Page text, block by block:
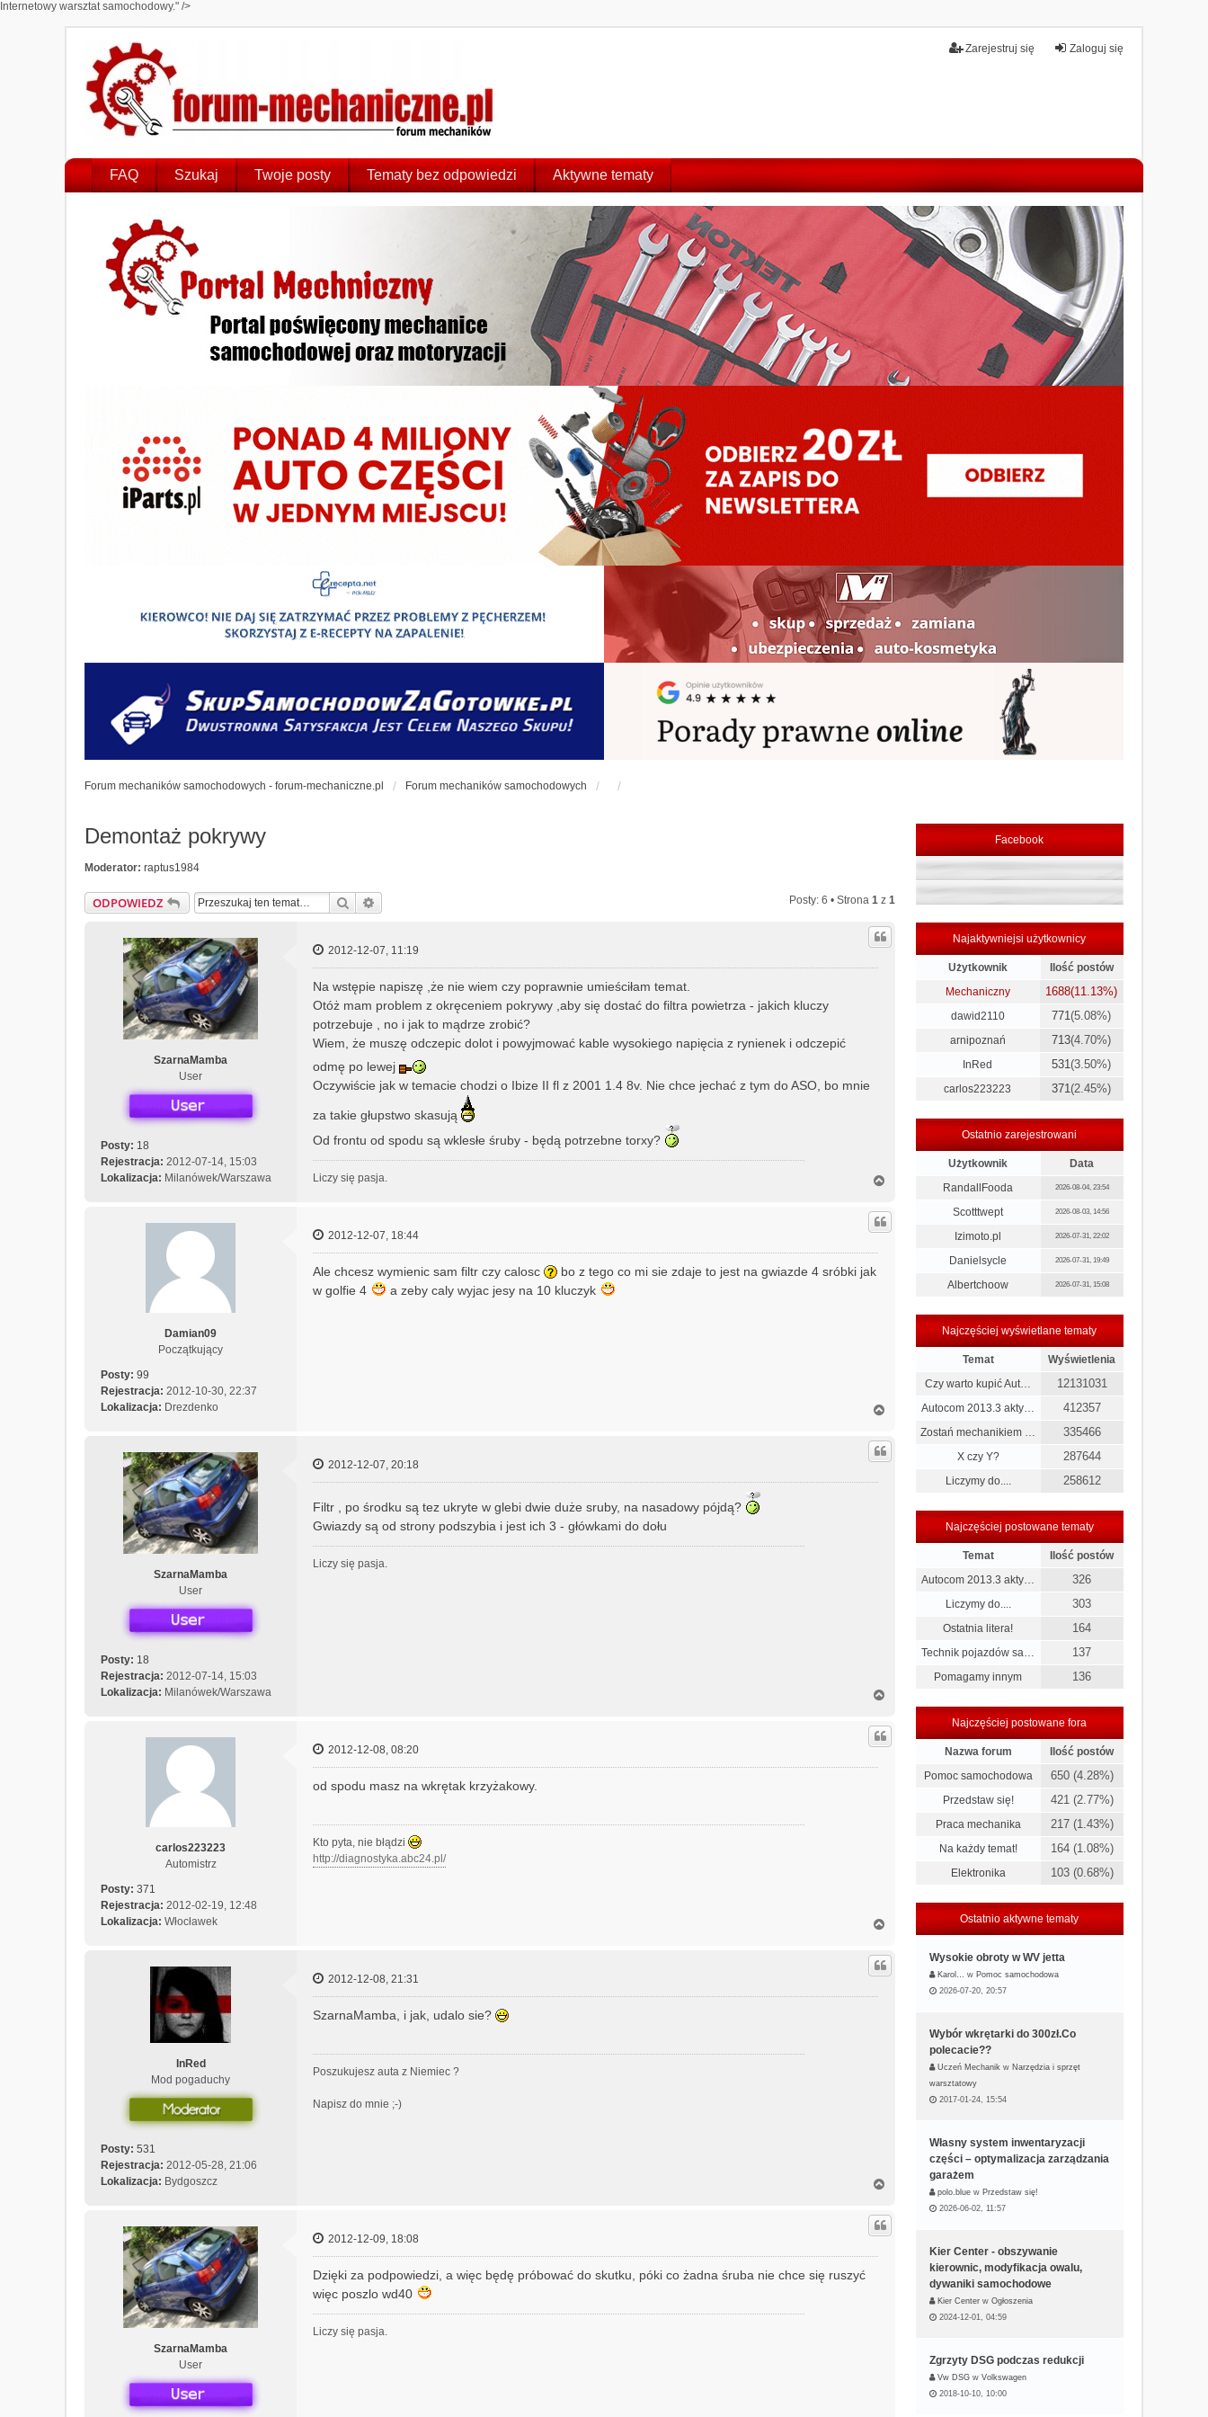
Internetowy warsztat samochodowy." />
Zaloguj się
Zarejestruj się
FAQ Szukaj Twoje posty Tematy bez odpowiedzi Aktywne tematy
Forum mechaników samochodowych - forum-mechaniczne.pl Forum mechaników samochodowych
Demontaż pokrywy
Moderator: raptus1984
ODPOWIEDZ Szukaj Posty: 6 • Strona 1z 1
SzarnaMamba
User
Posty: 18
Rejestracja: 2012-07-14, 15:03
Lokalizacja: Milanówek/Warszawa
2012-12-07, 11:19
Na wstępie napiszę ,że nie wiem czy poprawnie umieściłam temat.
Otóż mam problem z okręceniem pokrywy ,aby się dostać do filtra powietrza - jakich kluczy
potrzebuje , no i jak to mądrze zrobić?
Wiem, że muszę odczepic dolot i powyjmować kable wysokiego napięcia z rynienek i odczepić
odmę po lewej
Oczywiście jak w temacie chodzi o Ibize II fl z 2001 1.4 8v. Nie chce jechać z tym do ASO, bo mnie
za takie głupstwo skasują
Od frontu od spodu są wklesłe śruby - będą potrzebne torxy?
Liczy się pasja.
g
r
Damian09
Początkujący
Posty: 99
Rejestracja: 2012-10-30, 22:37
Lokalizacja: Drezdenko
2012-12-07, 18:44
Ale chcesz wymienic sam filtr czy calosc
bo z tego co mi sie zdaje to jest na gwiazde 4 sróbki jak
w golfie 4
a zeby caly wyjac jesy na 10 kluczyk
g
r
SzarnaMamba
User
Posty: 18
Rejestracja: 2012-07-14, 15:03
Lokalizacja: Milanówek/Warszawa
2012-12-07, 20:18
Filtr , po środku są tez ukryte w glebi dwie duże sruby, na nasadowy pójdą?
Gwiazdy są od strony podszybia i jest ich 3 - główkami do dołu
Liczy się pasja.
g
r
carlos223223
Automistrz
Posty: 371
Rejestracja: 2012-02-19, 12:48
Lokalizacja: Włocławek
2012-12-08, 08:20
od spodu masz na wkrętak krzyżakowy.
Kto pyta, nie błądzi
http://diagnostyka.abc24.pl/
g
r
InRed
Mod pogaduchy
Posty: 531
Rejestracja: 2012-05-28, 21:06
Lokalizacja: Bydgoszcz
2012-12-08, 21:31
SzarnaMamba, i jak, udalo sie?
Poszukujesz auta z Niemiec ?
Napisz do mnie ;-)
g
r
SzarnaMamba
User
2012-12-09, 18:08
Dzięki za podpowiedzi, a więc będę próbować do skutku, póki co żadna śruba nie chce się ruszyć
więc poszlo wd40
Liczy się pasja.
Facebook
Najaktywniejsi użytkownicy
Użytkownik
Ilość postów
Mechaniczny
1688(11.13%)
dawid2110 771(5.08%)
arnipoznań 713(4.70%)
InRed 531(3.50%)
carlos223223 371(2.45%)
Ostatnio zarejestrowani
Użytkownik
Data
RandallFooda
2026-08-04, 23:54
Scotttwept 2026-08-03, 14:56
Izimoto.pl 2026-07-31, 22:02
Danielsycle 2026-07-31, 19:49
Albertchoow 2026-07-31, 15:08
Najczęściej wyświetlane tematy
Temat
Wyświetlenia
Czy warto kupić Aut…
12131031
Autocom 2013.3 akty… 412357
Zostań mechanikiem … 335466
X czy Y? 287644
Liczymy do.... 258612
Najczęściej postowane tematy
Temat
Ilość postów
Autocom 2013.3 akty…
326
Liczymy do.... 303
Ostatnia litera! 164
Technik pojazdów sa… 137
Pomagamy innym 136
Najczęściej postowane fora
Nazwa forum
Ilość postów
Pomoc samochodowa
650 (4.28%)
Przedstaw się! 421 (2.77%)
Praca mechanika 217 (1.43%)
Na każdy temat! 164 (1.08%)
Elektronika 103 (0.68%)
Ostatnio aktywne tematy
Wysokie obroty w WV jetta
Karol… w Pomoc samochodowa
2026-07-20, 20:57
Wybór wkrętarki do 300zł.Co
polecacie??
Uczeń Mechanik w Narzędzia i sprzęt
warsztatowy
2017-01-24, 15:54
Własny system inwentaryzacji
części – optymalizacja zarządzania
garażem
polo.blue w Przedstaw się!
2026-06-02, 11:57
Kier Center - obszywanie
kierownic, modyfikacja owalu,
dywaniki samochodowe
Kier Center w Ogłoszenia
2024-12-01, 04:59
Zgrzyty DSG podczas redukcji
Vw DSG w Volkswagen
2018-10-10, 10:00